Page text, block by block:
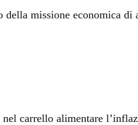
missione economica
carrello alimentare